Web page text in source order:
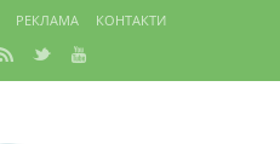
РЕКЛАМА КОНТАКТИ